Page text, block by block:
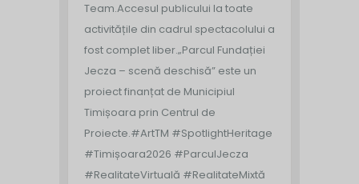
Team.Accesul publicului la toate
activitățile din cadrul spectacolului a
fost complet liber.„Parcul Fundației
Jecza – scenă deschisă” este un
proiect finanțat de Municipiul
Timișoara prin Centrul de
Proiecte.#ArtTM #SpotlightHeritage
#Timișoara2026 #ParculJecza
#RealitateVirtuală #RealitateMixtă